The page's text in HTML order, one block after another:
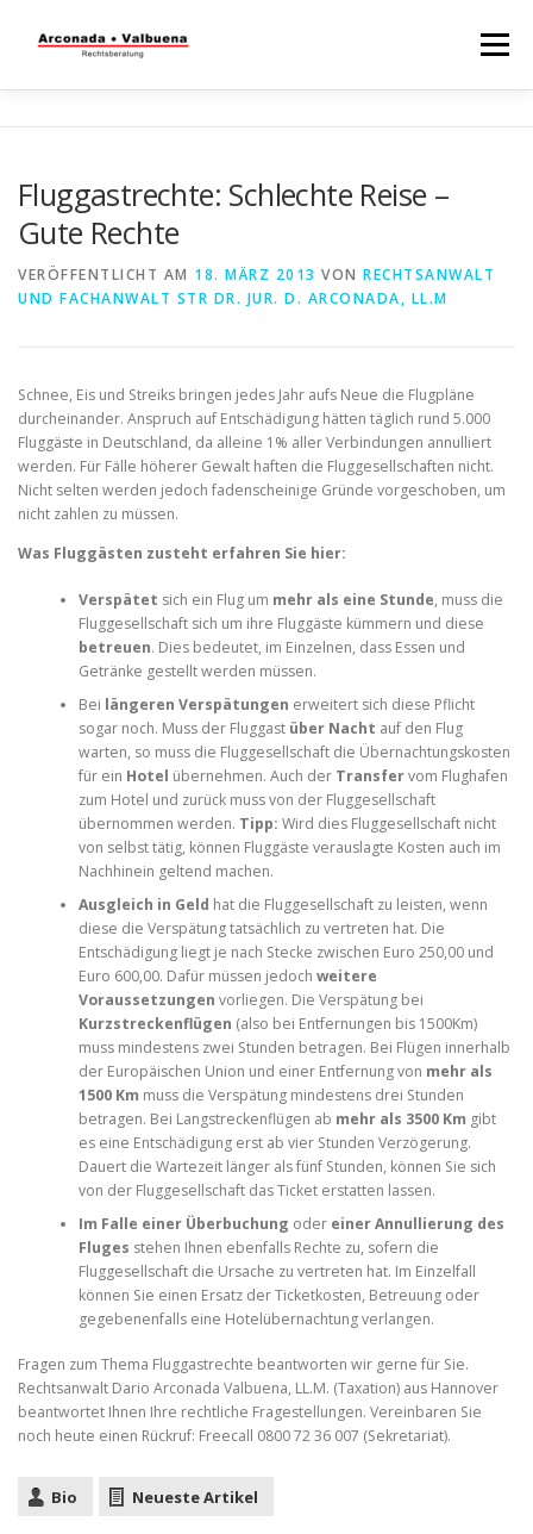
Menü
STEUERBERATUNG
Fluggastrechte: Schlechte Reise –
Gute Rechte
VERÖFFENTLICHT AM 18. MÄRZ 2013 VON RECHTSANWALT
UND FACHANWALT STR DR. JUR. D. ARCONADA, LL.M
Schnee, Eis und Streiks bringen jedes Jahr aufs Neue die Flugpläne
durcheinander. Anspruch auf Entschädigung hätten täglich rund 5.000
Fluggäste in Deutschland, da alleine 1% aller Verbindungen annulliert
werden. Für Fälle höherer Gewalt haften die Fluggesellschaften nicht.
Nicht selten werden jedoch fadenscheinige Gründe vorgeschoben, um
nicht zahlen zu müssen.
Was Fluggästen zusteht erfahren Sie hier:
Verspätet sich ein Flug um mehr als eine Stunde, muss die
Fluggesellschaft sich um ihre Fluggäste kümmern und diese
betreuen. Dies bedeutet, im Einzelnen, dass Essen und
Getränke gestellt werden müssen.
Bei längeren Verspätungen erweitert sich diese Pflicht
sogar noch. Muss der Fluggast über Nacht auf den Flug
warten, so muss die Fluggesellschaft die Übernachtungskosten
für ein Hotel übernehmen. Auch der Transfervom Flughafen
zum Hotel und zurück muss von der Fluggesellschaft
übernommen werden. Tipp: Wird dies Fluggesellschaft nicht
von selbst tätig, können Fluggäste verauslagte Kosten auch im
Nachhinein geltend machen.
Ausgleich in Geld hat die Fluggesellschaft zu leisten, wenn
diese die Verspätung tatsächlich zu vertreten hat. Die
Entschädigung liegt je nach Stecke zwischen Euro 250,00 und
Euro 600,00. Dafür müssen jedoch weitere
Voraussetzungen vorliegen. Die Verspätung bei
Kurzstreckenflügen (also bei Entfernungen bis 1500Km)
muss mindestens zwei Stunden betragen. Bei Flügen innerhalb
der Europäischen Union und einer Entfernung von mehr als
1500 Km muss die Verspätung mindestens drei Stunden
betragen. Bei Langstreckenflügen ab mehr als 3500 Km gibt
es eine Entschädigung erst ab vier Stunden Verzögerung.
Dauert die Wartezeit länger als fünf Stunden, können Sie sich
von der Fluggesellschaft das Ticket erstatten lassen.
Im Falle einer Überbuchung oder einer Annullierung des
Fluges stehen Ihnen ebenfalls Rechte zu, sofern die
Fluggesellschaft die Ursache zu vertreten hat. Im Einzelfall
können Sie einen Ersatz der Ticketkosten, Betreuung oder
gegebenenfalls eine Hotelübernachtung verlangen.
Fragen zum Thema Fluggastrechte beantworten wir gerne für Sie.
Rechtsanwalt Dario Arconada Valbuena, LL.M. (Taxation) aus Hannover
beantwortet Ihnen Ihre rechtliche Fragestellungen. Vereinbaren Sie
noch heute einen Rückruf: Freecall 0800 72 36 007 (Sekretariat).
Bio Neueste Artikel